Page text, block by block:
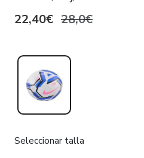
22,40€ 28,0€
Seleccionar talla